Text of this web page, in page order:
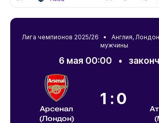
Лига чемпионов 2025/26 •Англия, Лондон
мужчины
6 мая 00:00 •
Арсенал
(Лондон)
1:0